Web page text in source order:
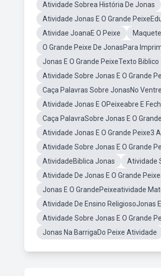
Atividade Sobrea História De Jonas
Atividade Jonas E O Grande
Atividae JoanaE O Peixe
O Grande Peixe De JonasPara
Jonas E O Grande PeixeTexto Biblico
Atividade Sobre Jonas E O Grande
Caça Palavras Sobre JonasNo
Atividade Jonas E OPeixeabre E
Caça PalavraSobre Jonas E O
Atividade Jonas E O Grande Peixe3
Atividade Sobre Jonas E O Grande
AtividadeBiblica Jonas
Atividade
Atividade De Jonas E O Grande
Jonas E O GrandePeixeatividade
Atividade De Ensino ReligiosoJonas
Atividade Sobre Jonas E O Grande
Jonas Na BarrigaDo Peixe Atividade